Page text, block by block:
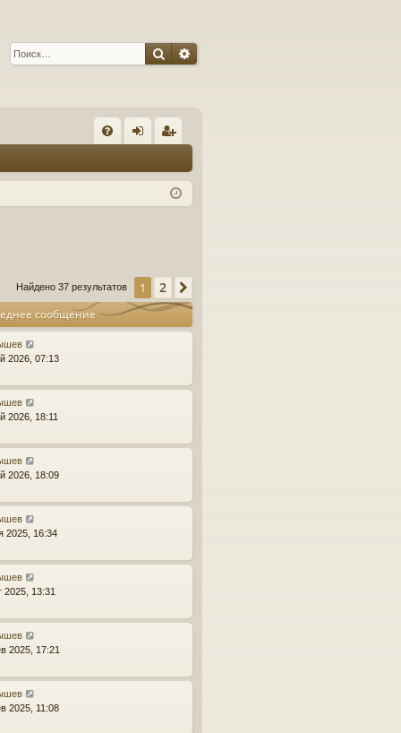
ПоискРасширенный поиск
Q д ис
Найдено 37 результатов 1 2
сообщение
2026, 07:13
2026, 18:11
2026, 18:09
2025, 16:34
2025, 13:31
2025, 17:21
2025, 11:08